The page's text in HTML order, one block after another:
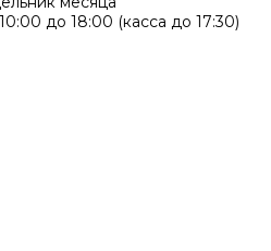
до 18:00 (касса до 17:30)